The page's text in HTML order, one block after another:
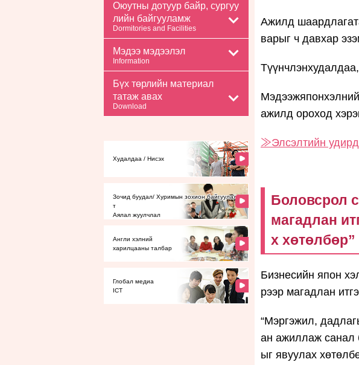
Ажилд
варыг ч давхар
ажилд ороход
≫Элсэлтийн
Боловсрол
магадлан
х хөтөлбөр”
Бизнесийн япон
рээр магадлан
“Мэргэжил,
ан ажиллаж санал
ыг явуулах
Оюутны дотуур байр, сургуу
лийн байгууламж
Dormitories and Facilities
Мэдээ мэдээлэл
Information
Бүх төрлийн материал
татаж авах
Download
Худалдаа / Нисэх
Зочид буудал/ Хуримын зохион байгуулал
т
Аялал жуулчлал
Англи хэлний
харилцааны талбар
Глобал медиа
ICT